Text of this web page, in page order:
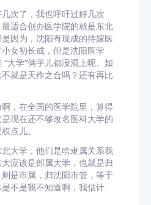
次了，我也呼吁过好几次
适合创办医学院的就是东北
因为，沈阳有现成的待嫁医
女初长成，但是沈阳医学
大学”俩字儿都没混上呢。如
就是天作之合吗？还有再比
，在全国的医学院里，算得
是现在还不够改名医科大学的
点儿。
大学，他们是啥隶属关系我
应该是部属大学，也就是归
是市属，归沈阳市管，等于
不是我不知道啊，我估计